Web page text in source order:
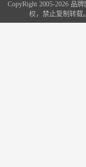
CopyRight 2005-2026 品
权，禁止复制转载